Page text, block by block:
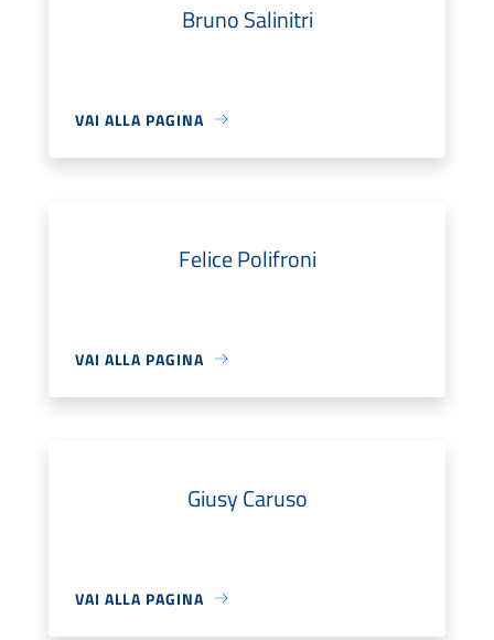
Bruno Salinitri
VAI ALLA PAGINA
Felice Polifroni
VAI ALLA PAGINA
Giusy Caruso
VAI ALLA PAGINA